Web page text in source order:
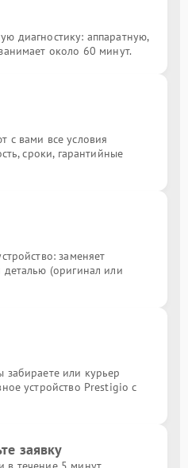
диагностику: аппаратную,
около 60 минут.
с вами все условия
сроки, гарантийные
заменяет
(оригинал или
или курьер
устройство Prestigio с
заявку